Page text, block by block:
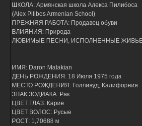
ШКОЛА: Армянская школа Алекса Пилибоса
(Alex Pilibos Armenian School)
ПРЕЖНЯЯ РАБОТА: Продавец обуви
ВЛИЯНИЯ: Природа
ЛЮБИМЫЕ ПЕСНИ, ИСПОЛНЕННЫЕ
ИМЯ: Daron Malakian
ДЕНЬ РОЖДЕНИЯ: 18 Июля 1975 года
МЕСТО РОЖДЕНИЯ: Голливуд, Калифорния
ЗНАК ЗОДИАКА: Рак
ЦВЕТ ГЛАЗ: Карие
ЦВЕТ ВОЛОС: Русые
РОСТ: 1,70688 м